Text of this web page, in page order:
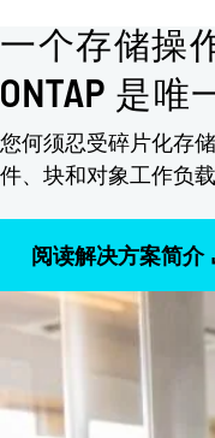
一个存储操
ONTAP 是
您何须忍受碎片化存
件、块和对象工作负载
阅读解决方案简介